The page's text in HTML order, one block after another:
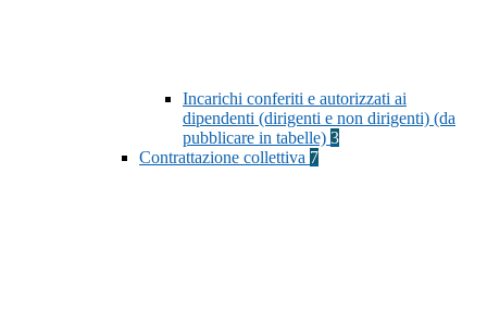
Incarichi conferiti e autorizzati ai
dipendenti (dirigenti e non dirigenti) (da
pubblicare in tabelle) 3
Contrattazione collettiva 7